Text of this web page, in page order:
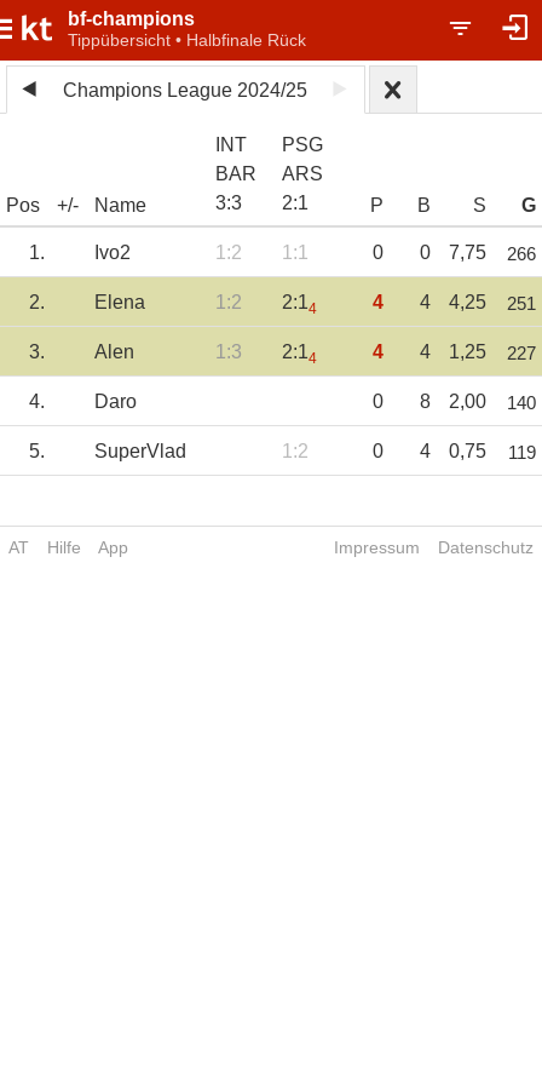
bf-champions
Tippübersicht • Halbfinale Rück
Champions League 2024/25
Pos +/- Name
INT
BAR
3:3
PSG
ARS
2:1 P B S G
1. Ivo2 1:2 1:1 0 0 7,75 266
2. Elena 1:2 2:14 4 4 4,25 251
3. Alen 1:3 2:14 4 4 1,25 227
4. Daro 0 8 2,00 140
5. SuperVlad 1:2 0 4 0,75 119
AT Hilfe App Impressum Datenschutz